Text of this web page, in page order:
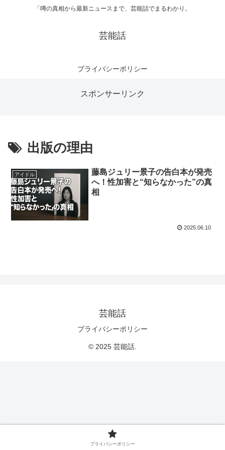
「噂の真相から最新ニュースまで、芸能話でまるわかり。
芸能話
プライバシーポリシー
スポンサーリンク
出版の理由
アイドル
藤島ジュリー景子の告白本が発売
へ！性加害と“知らなかった”の真
相
2025.06.10
芸能話
プライバシーポリシー
© 2025 芸能話.
プライバシーポリシー